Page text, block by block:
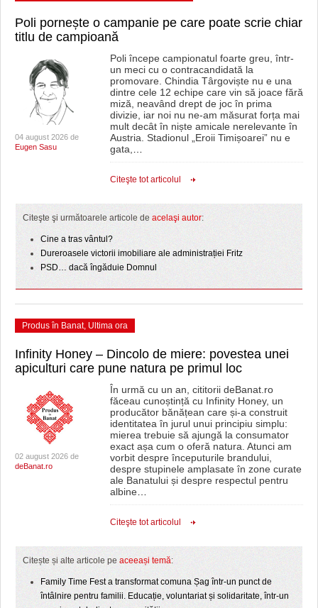
Poli pornește o campanie pe care poate scrie chiar
titlu de campioană
04 august 2026 de
Eugen Sasu
Poli începe campionatul foarte greu, într-
un meci cu o contracandidată la
promovare. Chindia Târgoviște nu e una
dintre cele 12 echipe care vin să joace fără
miză, neavând drept de joc în prima
divizie, iar noi nu ne-am măsurat forța mai
mult decât în niște amicale nerelevante în
Austria. Stadionul „Eroii Timișoarei” nu e
gata,
Citeşte tot articolul
Citeşte şi următoarele articole de acelaşi autor:
Cine a tras vântul?
Dureroasele victorii imobiliare ale administrației Fritz
PSD… dacă îngăduie Domnul
Produs în Banat, Ultima ora
Infinity Honey – Dincolo de miere: povestea unei
apiculturi care pune natura pe primul loc
02 august 2026 de
deBanat.ro
În urmă cu un an, cititorii deBanat.ro
făceau cunoștință cu Infinity Honey, un
producător bănățean care și-a construit
identitatea în jurul unui principiu simplu:
mierea trebuie să ajungă la consumator
exact așa cum o oferă natura. Atunci am
vorbit despre începuturile brandului,
despre stupinele amplasate în zone curate
ale Banatului și despre respectul pentru
albine…
Citeşte tot articolul
Citește și alte articole pe aceeași temă:
Family Time Fest a transformat comuna Șag într-un punct de
întâlnire pentru familii. Educație, voluntariat și solidaritate, într-un